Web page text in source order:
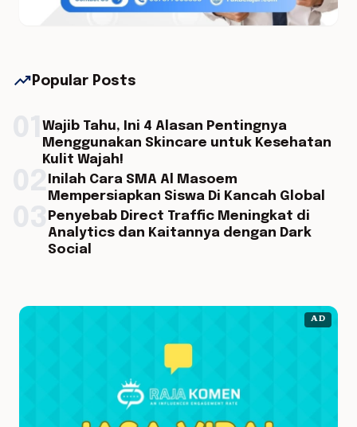
trending_up Popular Posts
Wajib Tahu, Ini 4 Alasan Pentingnya
Menggunakan Skincare untuk Kesehatan
Kulit Wajah!
Inilah Cara SMA Al Masoem
Mempersiapkan Siswa Di Kancah Global
Penyebab Direct Traffic Meningkat di
Analytics dan Kaitannya dengan Dark
Social
AD